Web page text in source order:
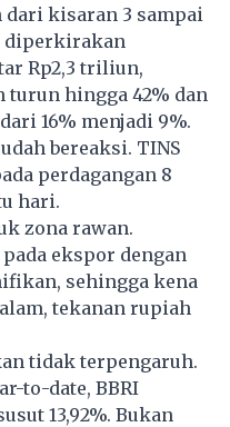
kisaran 3 sampai
diperkirakan
Rp2,3 triliun,
turun hingga 42% dan
16% menjadi 9%.
bereaksi. TINS
perdagangan 8
hari.
zona rawan.
ekspor dengan
sehingga kena
tekanan rupiah
tidak terpengaruh.
to-date, BBRI
13,92%. Bukan